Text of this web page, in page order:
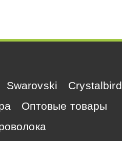
Swarovski
Crystalbird
Оптовые товары